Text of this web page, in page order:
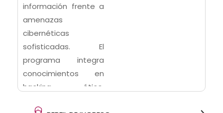
información frente a
amenazas
cibernéticas
sofisticadas. El
programa integra
conocimientos en
hacking ético,